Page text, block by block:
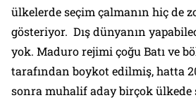
ülkelerde seçim çalmanın hiç de
gösteriyor. Dış dünyanın
yok. Maduro rejimi çoğu Batı ve
tarafından boykot edilmiş, hatta
sonra muhalif aday birçok ülkede